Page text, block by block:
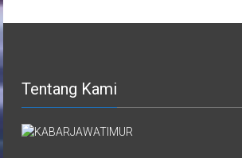
Tentang Kami